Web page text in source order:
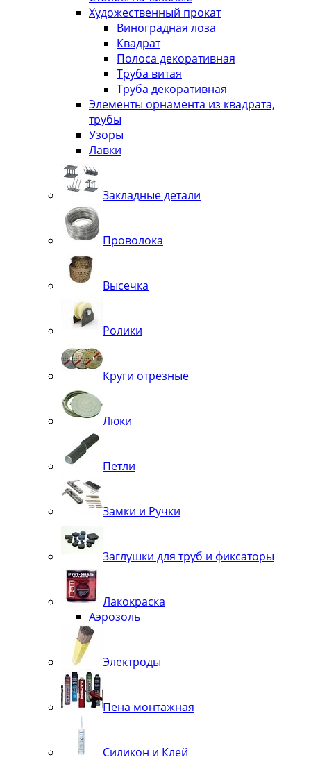
Художественный прокат
Виноградная лоза
Квадрат
Полоса декоративная
Труба витая
Труба декоративная
Элементы орнамента из квадрата,
трубы
Узоры
Лавки
Закладные детали
Проволока
Высечка
Ролики
Круги отрезные
Люки
Петли
Замки и Ручки
Заглушки для труб и фиксаторы
Лакокраска
Аэрозоль
Электроды
Пена монтажная
Силикон и Клей